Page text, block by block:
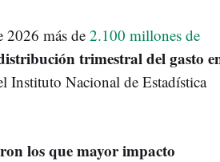
2026 más de2.100 millones de
trimestral del gasto
Instituto Nacional de Estadística
los que mayor impacto